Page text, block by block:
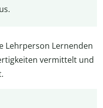
Lehrperson Lernenden
vermittelt und